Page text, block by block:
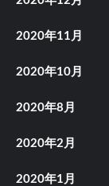
2020年11月
2020年10月
2020年8月
2020年2月
2020年1月